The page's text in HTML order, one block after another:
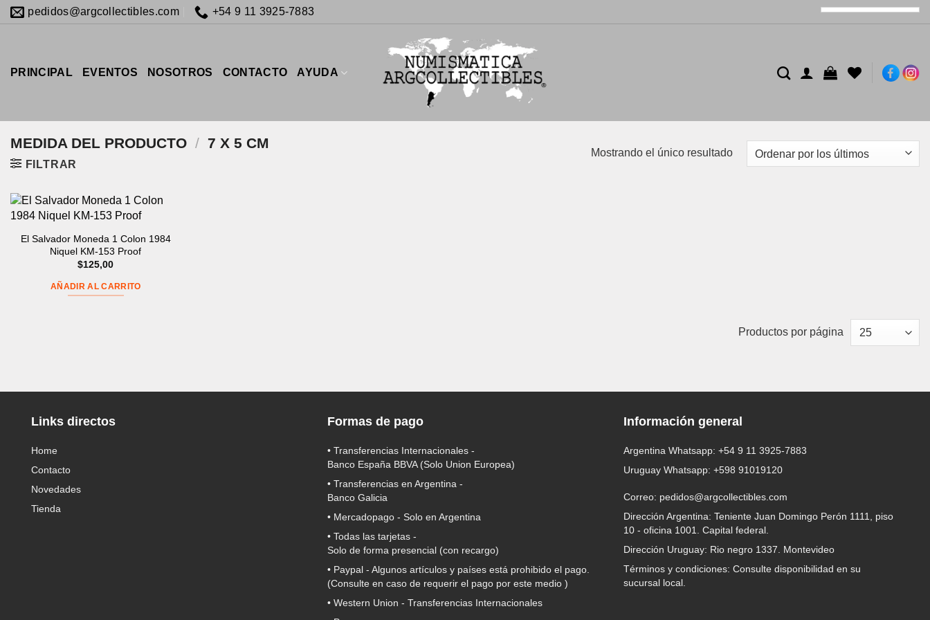
Saltar
al
pedidos@argcollectibles.com +54 9 11 3925-7883
PRINCIPAL EVENTOS NOSOTROS CONTACTO AYUDA
MEDIDA DEL PRODUCTO / 7 X 5 CM
FILTRAR
Mostrando el único resultado
El Salvador Moneda 1 Colon 1984
Niquel KM-153 Proof
$125,00
AÑADIR AL CARRITO
Productos por página
Links directos
Home
Contacto
Novedades
Tienda
Formas de pago
• Transferencias Internacionales -
Banco España BBVA(Solo Union Europea)
• Transferencias en Argentina -
Banco Galicia
• Mercadopago - Solo en Argentina
• Todas las tarjetas -
Solo de forma presencial (con recargo)
• Paypal - Algunos artículos y países está prohibido el pago.
(Consulte en caso de requerir el pago por este medio )
• Western Union - Transferencias Internacionales
Información general
Argentina Whatsapp: +54 9 11 3925-7883
Uruguay Whatsapp: +598 91019120
Correo: pedidos@argcollectibles.com
Dirección Argentina: Teniente Juan Domingo Perón 1111, piso
10 - oficina 1001. Capital federal.
Dirección Uruguay: Rio negro 1337. Montevideo
Términos y condiciones: Consulte disponibilidad en su
sucursal local.